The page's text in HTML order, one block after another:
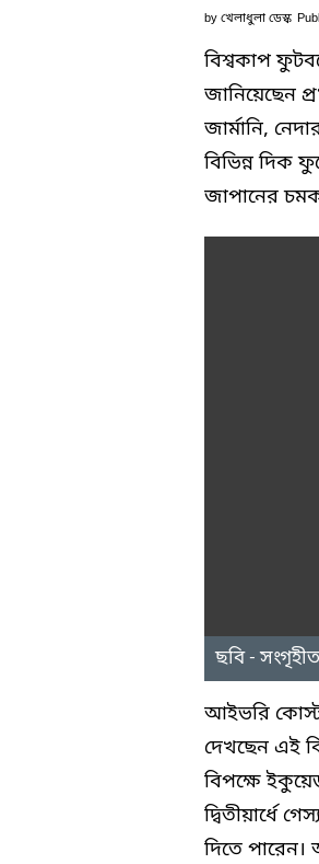
by খেলাধুলা ডেস্ক
বিশ্বকাপ
জানিয়েছেন
জার্মানি,
বিভিন্ন দিক
জাপানের
ছবি - সংগৃহীত
আইভরি কোস্ট
দেখছেন এই
বিপক্ষে
দ্বিতীয়ার্ধে
দিতে পারেন।